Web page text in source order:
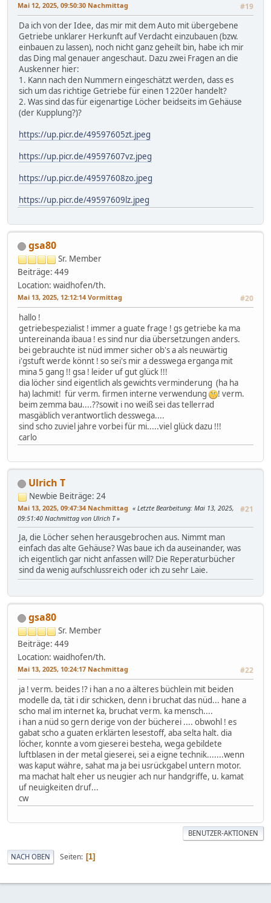
Mai 12, 2025, 09:50:30 Nachmittag #19
Da ich von der Idee, das mir mit dem Auto mit übergebene
Getriebe unklarer Herkunft auf Verdacht einzubauen (bzw.
einbauen zu lassen), noch nicht ganz geheilt bin, habe ich mir
das Ding mal genauer angeschaut. Dazu zwei Fragen an die
Auskenner hier:
1. Kann nach den Nummern eingeschätzt werden, dass es
sich um das richtige Getriebe für einen 1220er handelt?
2. Was sind das für eigenartige Löcher beidseits im Gehäuse
(der Kupplung?)?
https://up.picr.de/49597605zt.jpeg
https://up.picr.de/49597607vz.jpeg
https://up.picr.de/49597608zo.jpeg
https://up.picr.de/49597609lz.jpeg
gsa80
Sr. Member
Beiträge: 449
Location: waidhofen/th.
Mai 13, 2025, 12:12:14 Vormittag #20
hallo !
getriebespezialist ! immer a guate frage ! gs getriebe ka ma
untereinanda ibaua ! es sind nur dia übersetzungen anders.
bei gebrauchte ist nüd immer sicher ob's a als neuwärtig
i'gstuft werde könnt ! so sei's mir a desswega erganga mit
mina 5 gang !! gsa ! leider uf gut glück !!!
dia löcher sind eigentlich als gewichts verminderung (ha ha
ha) lachmit! für verm. firmen interne verwendung
! verm.
beim zemma bau....??sowit i no weiß sei das tellerrad
masgäblich verantwortlich desswega....
sind scho zuviel jahre vorbei für mi.....viel glück dazu !!!
carlo
Ulrich T
Newbie Beiträge: 24
Mai 13, 2025, 09:47:34 Nachmittag #21
Letzte Bearbeitung: Mai 13, 2025,
09:51:40 Nachmittag von Ulrich T
Ja, die Löcher sehen herausgebrochen aus. Nimmt man
einfach das alte Gehäuse? Was baue ich da auseinander, was
ich eigentlich gar nicht anfassen will? Die Reperaturbücher
sind da wenig aufschlussreich oder ich zu sehr Laie.
gsa80
Sr. Member
Beiträge: 449
Location: waidhofen/th.
Mai 13, 2025, 10:24:17 Nachmittag #22
ja ! verm. beides !? i han a no a älteres büchlein mit beiden
modelle da, tät i dir schicken, denn i bruchat das nüd... hane a
scho mal im internet ka, bruchat verm. ka mensch....
i han a nüd so gern derige von der bücherei .... obwohl ! es
gabat scho a guaten erklärten lesestoff, aba selta halt. dia
löcher, konnte a vom gieserei besteha, wega gebildete
luftblasen in der metal gieserei, sei a eigne technik.......wenn
was kaput währe, sahat ma ja bei usrückgabel untern motor.
ma machat halt eher us neugier ach nur handgriffe, u. kamat
uf neuigkeiten druf...
cw
BENUTZER-AKTIONEN
NACH OBEN Seiten 1